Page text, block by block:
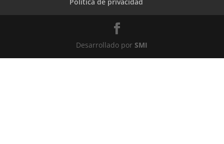
Desarrollado porSMI